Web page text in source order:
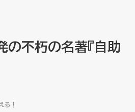
の不朽の名著『自助
る！